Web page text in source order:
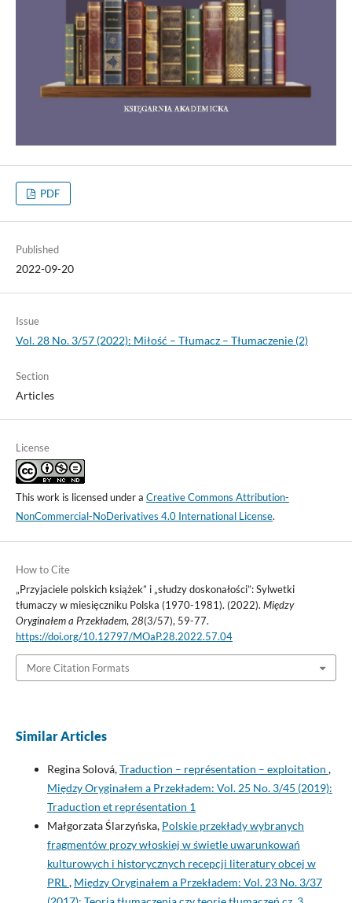
PDF
Published
2022-09-20
Issue
Vol. 28 No. 3/57 (2022): Miłość – Tłumacz – Tłumaczenie (2)
Section
Articles
License
This work is licensed under a Creative Commons Attribution-
NonCommercial-NoDerivatives 4.0 International License.
How to Cite
„Przyjaciele polskich książek” i „słudzy doskonałości”: Sylwetki
tłumaczy w miesięczniku Polska (1970-1981). (2022). Między
Oryginałem a Przekładem, 28(3/57), 59-77.
https://doi.org/10.12797/MOaP.28.2022.57.04
More Citation Formats
Similar Articles
Regina Solová,Traduction – représentation – exploitation ,
Między Oryginałem a Przekładem: Vol. 25 No. 3/45 (2019):
Traduction et représentation 1
Małgorzata Ślarzyńska, Polskie przekłady wybranych
fragmentów prozy włoskiej w świetle uwarunkowań
kulturowych i historycznych recepcji literatury obcej w
PRL, Między Oryginałem a Przekładem: Vol. 23 No. 3/37